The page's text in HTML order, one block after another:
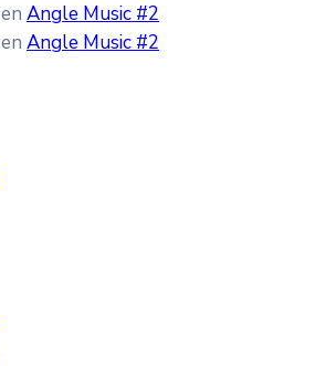
en Angle Music #2
en Angle Music #2